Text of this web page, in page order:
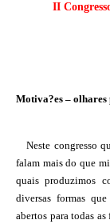
II
Motiva?es –
Neste congresso
falam mais do que
quais produzimos
diversas formas
abertos para todas